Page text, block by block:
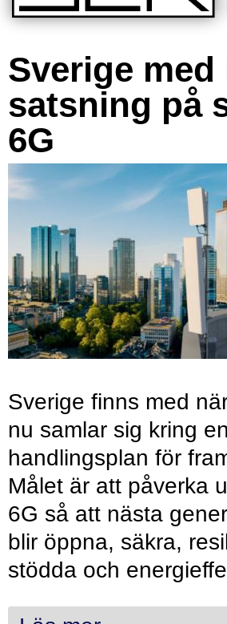
Sverige
satsning på
6G
Sverige finns med
nu samlar sig kring
handlingsplan för
Målet är att påverka
6G så att nästa
blir öppna, säkra,
stödda och